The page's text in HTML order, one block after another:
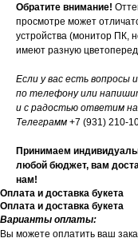
Обратите внимание!
просмотре может
устройства (монитор ПК,
имеют разную
Если у вас есть вопросы
по телефону или
и с радостью ответим
Телеграмм +7 (931) 210-
Принимаем
любой бюджет, вам
нам!
Оплата и доставка букета
Оплата и доставка букета
Варианты оплаты:
Вы можете оплатить ваш